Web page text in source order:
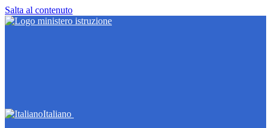
Salta al contenuto
Italiano